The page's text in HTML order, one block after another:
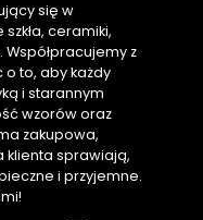
się w
ceramiki,
z
to, aby każdy
i starannym
wzorów oraz
zakupowa,
klienta sprawiają,
i przyjemne.